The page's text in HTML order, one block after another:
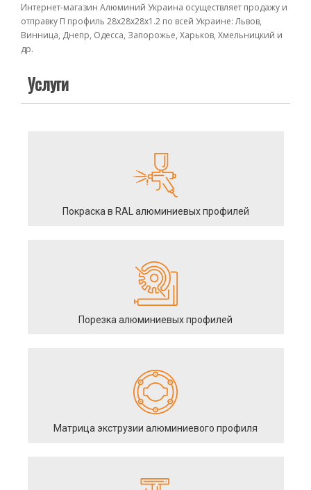
Интернет-магазин Алюминий Украина осуществляет продажу и
отправку П профиль 28х28х28х1.2 по всей Украине: Львов,
Винница, Днепр, Одесса, Запорожье, Харьков, Хмельницкий и
др.
Услуги
Покраска в RAL алюминиевых профилей
Порезка алюминиевых профилей
Матрица экструзии алюминиевого профиля